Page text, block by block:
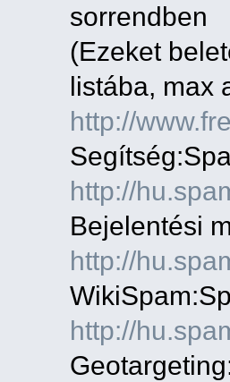
sorrendben
(Ezeket
listába, max
http://
http://
Bejelentési
http://
http://